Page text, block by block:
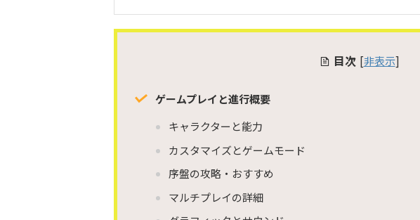
目次 [非表示]
ゲームプレイと進行概要
キャラクターと能力
カスタマイズとゲームモード
序盤の攻略・おすすめ
マルチプレイの詳細